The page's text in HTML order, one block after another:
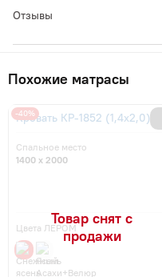
Отзывы
Похожие матрасы
Кровать КР-1852 (1,4x2,0)
Спальное место
1400 x 2000
Цвета ЛЕРОМ
-40%